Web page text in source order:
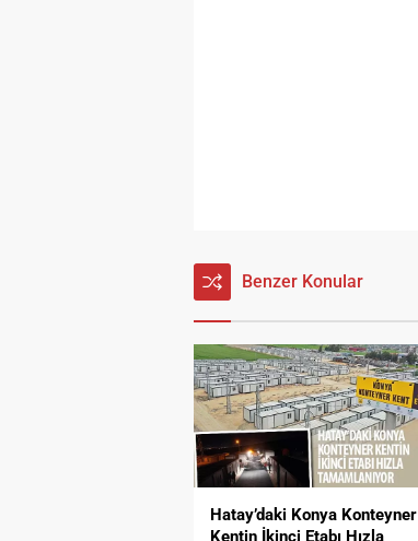
Benzer Konular
Hatay’daki Konya Konteyner
Kentin İkinci Etabı Hızla